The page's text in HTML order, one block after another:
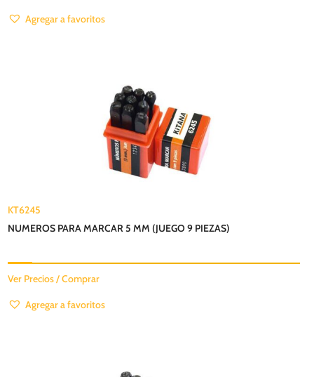
Agregar a favoritos
KT6245
NUMEROS PARA MARCAR 5 MM (JUEGO 9 PIEZAS)
Ver Precios / Comprar
Agregar a favoritos